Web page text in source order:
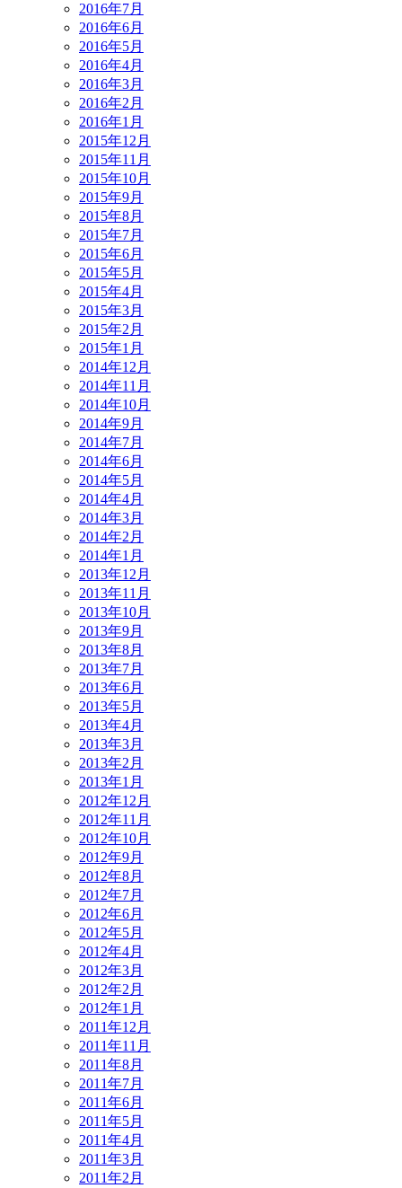
2016年7月
2016年6月
2016年5月
2016年4月
2016年3月
2016年2月
2016年1月
2015年12月
2015年11月
2015年10月
2015年9月
2015年8月
2015年7月
2015年6月
2015年5月
2015年4月
2015年3月
2015年2月
2015年1月
2014年12月
2014年11月
2014年10月
2014年9月
2014年7月
2014年6月
2014年5月
2014年4月
2014年3月
2014年2月
2014年1月
2013年12月
2013年11月
2013年10月
2013年9月
2013年8月
2013年7月
2013年6月
2013年5月
2013年4月
2013年3月
2013年2月
2013年1月
2012年12月
2012年11月
2012年10月
2012年9月
2012年8月
2012年7月
2012年6月
2012年5月
2012年4月
2012年3月
2012年2月
2012年1月
2011年12月
2011年11月
2011年8月
2011年7月
2011年6月
2011年5月
2011年4月
2011年3月
2011年2月